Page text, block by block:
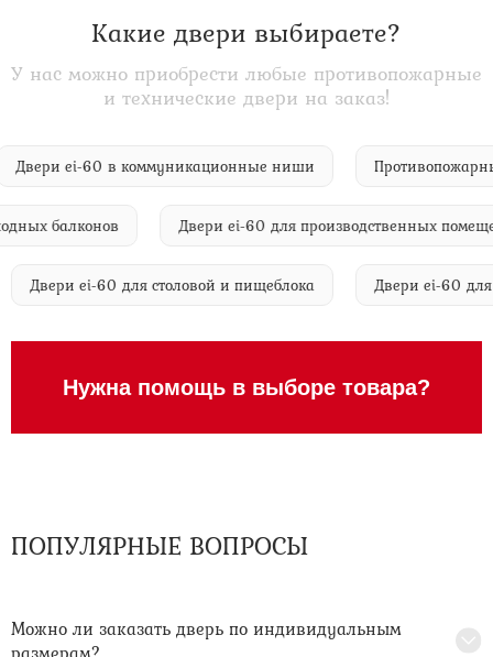
Какие двери выбираете?
У нас можно приобрести любые противопожарные
и технические двери на заказ!
Двери ei-60 в коммуникационные ниши
балконов Двери ei-60 для производственных
Двери ei-60 для столовой и пищеблока Двери ei-60
Нужна помощь в выборе товара?
ПОПУЛЯРНЫЕ ВОПРОСЫ
Можно ли заказать дверь по индивидуальным